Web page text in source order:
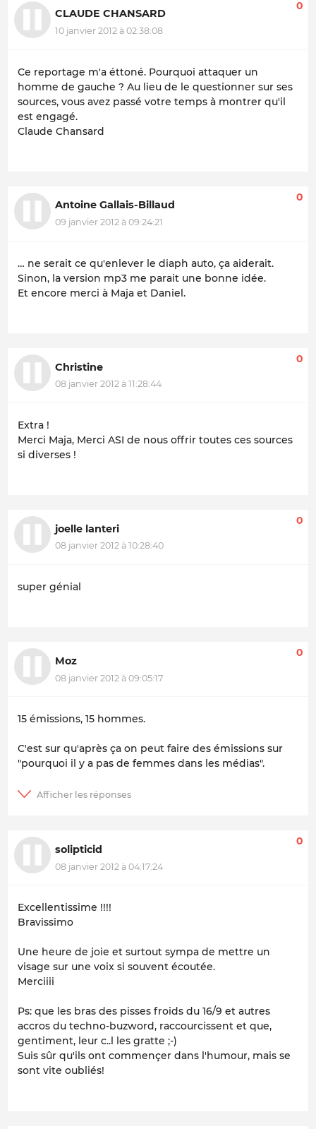
CLAUDE CHANSARD
10 janvier 2012 à 02:38:08
0
Ce reportage m'a éttoné. Pourquoi attaquer un
homme de gauche ? Au lieu de le questionner sur ses
sources, vous avez passé votre temps à montrer qu'il
est engagé.
Claude Chansard
Antoine Gallais-Billaud
09 janvier 2012 à 09:24:21
0
… ne serait ce qu'enlever le diaph auto, ça aiderait.
Sinon, la version mp3 me parait une bonne idée.
Et encore merci à Maja et Daniel.
Christine
08 janvier 2012 à 11:28:44
0
Extra !
Merci Maja, Merci ASI de nous offrir toutes ces sources
si diverses !
joelle lanteri
08 janvier 2012 à 10:28:40
0
super génial
Moz
08 janvier 2012 à 09:05:17
0
15 émissions, 15 hommes.
C'est sur qu'après ça on peut faire des émissions sur
"pourquoi il y a pas de femmes dans les médias".
solipticid
08 janvier 2012 à 04:17:24
0
Excellentissime !!!!
Bravissimo
Une heure de joie et surtout sympa de mettre un
visage sur une voix si souvent écoutée.
Merciiii
Ps: que les bras des pisses froids du 16/9 et autres
accros du techno-buzword, raccourcissent et que,
gentiment, leur c..l les gratte ;-)
Suis sûr qu'ils ont commençer dans l'humour, mais se
sont vite oubliés!